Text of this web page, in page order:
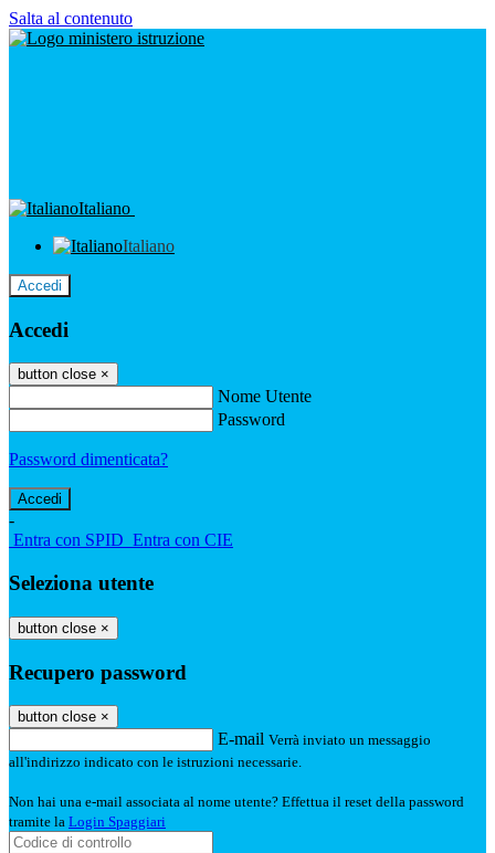
Salta al contenuto
Italiano
Italiano
Accedi
Accedi
button close ×
Nome Utente
Password
Password dimenticata?
-
Entra con SPID Entra con CIE
Seleziona utente
button close ×
Recupero password
button close ×
E-mail Verrà inviato un messaggio
all'indirizzo indicato con le istruzioni necessarie.
Non hai una e-mail associata al nome utente? Effettua il reset della password
tramite la Login Spaggiari